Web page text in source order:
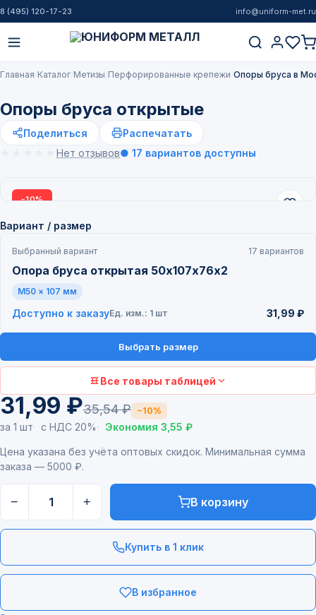
8 (495) 120-17-23 info@uniform-met.ru
Главная Каталог Метизы Перфорированные крепежи Опоры бруса в
Опоры бруса открытые
Поделиться
Распечатать
Нет отзывов● 17 вариантов доступны
−10%
Вариант / размер
Выбранный вариант 17 вариантов
Опора бруса открытая 50х107х76х2
M50 × 107 мм
Доступно к заказуЕд. изм.: 1 шт 31,99 ₽
Выбрать размер
Все товары таблицей
31,99 ₽35,54 ₽ −10%
за 1 шт с НДС 20% Экономия 3,55 ₽
Цена указана без учёта оптовых скидок. Минимальная сумма
заказа — 5000 ₽.
− + В корзину
Купить в 1 клик
В избранное